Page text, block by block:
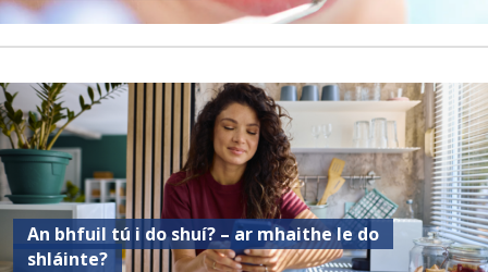
An bhfuil tú i do shuí? – ar mhaithe le do
shláinte?